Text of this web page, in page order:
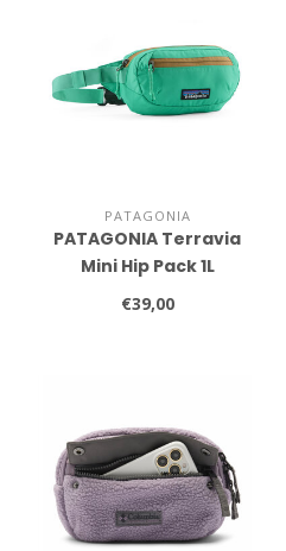
PATAGONIA
PATAGONIA Terravia
Mini Hip Pack 1L
€39,00